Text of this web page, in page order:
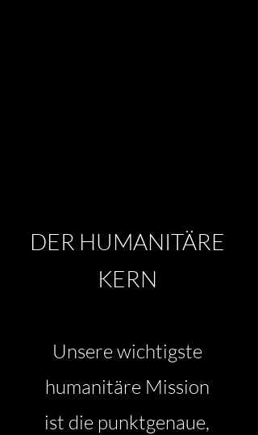
DER HUMANITÄRE
KERN
Unsere wichtigste
humanitäre Mission
ist die punktgenaue,